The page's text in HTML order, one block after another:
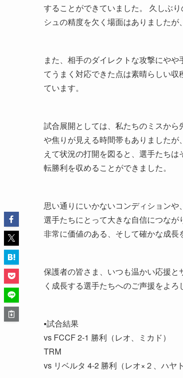
することができていました。 久しぶ
シュの精度を欠く場面はありましたが
また、相手のダイレクトな攻撃にや
てうまく対応できた点は素晴らしい
ています。
試合展開としては、私たちのミスか
や焦りが見える時間帯もありました
えて状況の打開を図ると、選手たち
転勝利を収めることができました。
思い通りにいかないコンディションや
選手たちにとって大きな自信につなが
非常に価値のある、そして確かな成長
保護者の皆さま、いつも温かい応援
く成長する選手たちへのご声援をよろ
▪️試合結果
vs FCCF 2-1 勝利（レオ、ミカド）
TRM
vs リベルタ 4-2 勝利（レオ×２、ハヤ